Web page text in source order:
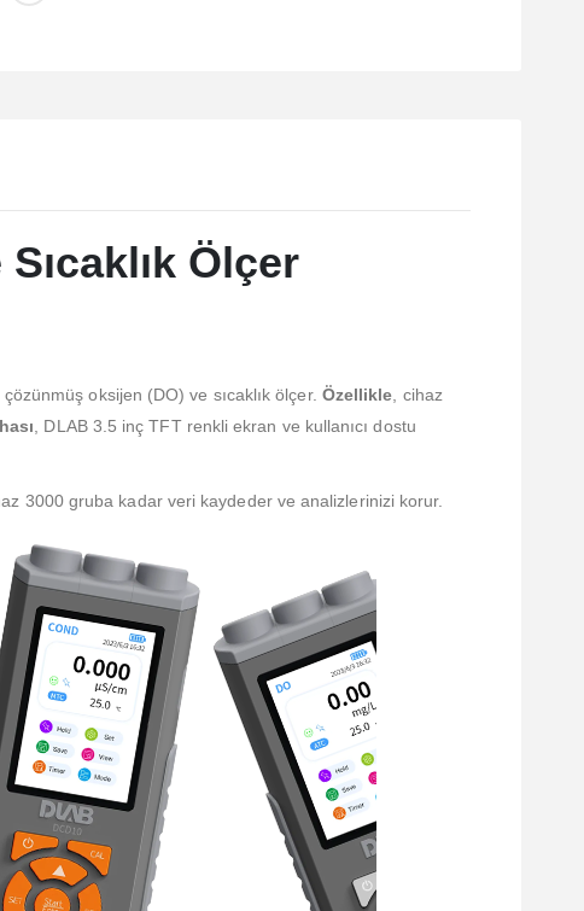
Ölçer
oksijen (DO) ve sıcaklık ölçer. Özellikle , cihaz
, DLAB 3.5 inç TFT renkli ekran ve kullanıcı dostu
3000 gruba kadar veri kaydeder ve analizlerinizi korur.